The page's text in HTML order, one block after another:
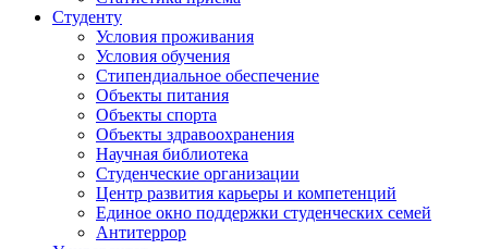
Студенту
Условия проживания
Условия обучения
Стипендиальное обеспечение
Объекты питания
Объекты спорта
Объекты здравоохранения
Научная библиотека
Студенческие организации
Центр развития карьеры и компетенций
Единое окно поддержки студенческих семей
Антитеррор